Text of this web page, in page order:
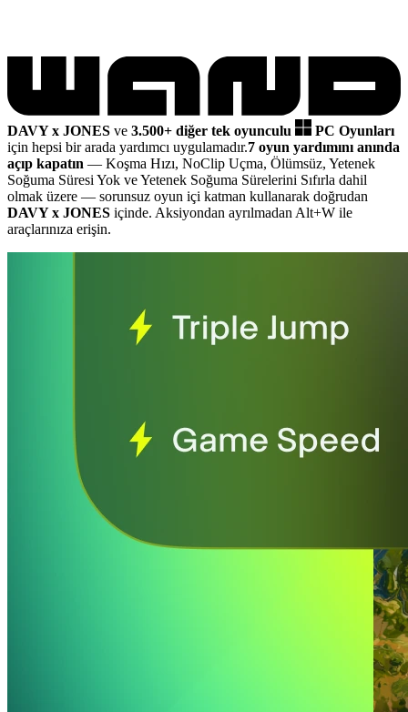
DAVY x JONES ve 3.500+ diğer tek oyunculu
PC Oyunları
için hepsi bir arada yardımcı uygulamadır.7 oyun yardımını anında
açıp kapatın — Koşma Hızı, NoClip Uçma, Ölümsüz, Yetenek
Soğuma Süresi Yok ve Yetenek Soğuma Sürelerini Sıfırla dahil
olmak üzere — sorunsuz oyun içi katman kullanarak doğrudan
DAVY x JONES içinde. Aksiyondan ayrılmadan Alt+W ile
araçlarınıza erişin.